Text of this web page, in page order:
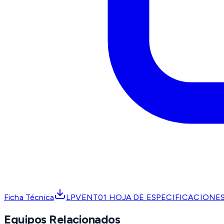
Ficha Técnica LPVENT01 HOJA DE
Equipos Relacionados